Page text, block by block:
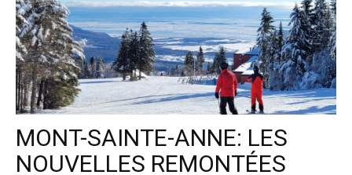
MONT-SAINTE-ANNE: LES
NOUVELLES REMONTÉES